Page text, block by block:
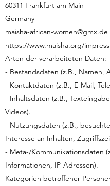
60311 Frankfurt am Main
Germany
maisha-african-women@gmx.de
https://www.maisha.org/
Arten der verarbeiteten Daten:
- Bestandsdaten (z.B., Namen,
- Kontaktdaten (z.B., E-Mail,
- Inhaltsdaten (z.B.,
Videos).
- Nutzungsdaten (z.B.,
Interesse an Inhalten,
- Meta-/Kommunikationsdaten
Informationen, IP-Adressen).
Kategorien betroffener